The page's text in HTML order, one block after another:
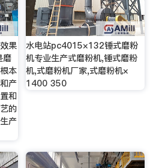
果
磨
本
产
和
的
产
水电站pc4015×132锤式磨粉
机专业生产式磨粉机,锤式磨粉
机,式磨粉机厂家,式磨粉机×
1400 350